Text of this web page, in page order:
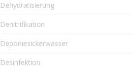
Dehydratisierung
Denitrifikation
Deponiesickerwasser
Desinfektion